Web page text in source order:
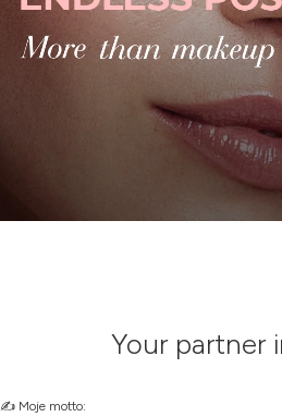
Your partner
✍ Moje motto: